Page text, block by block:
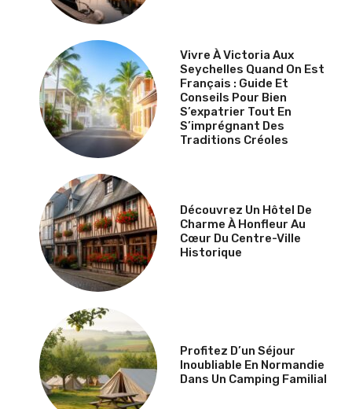
Vivre À Victoria Aux
Seychelles Quand On Est
Français : Guide Et
Conseils Pour Bien
S’expatrier Tout En
S’imprégnant Des
Traditions Créoles
Découvrez Un Hôtel De
Charme À Honfleur Au
Cœur Du Centre-Ville
Historique
Profitez D’un Séjour
Inoubliable En Normandie
Dans Un Camping Familial